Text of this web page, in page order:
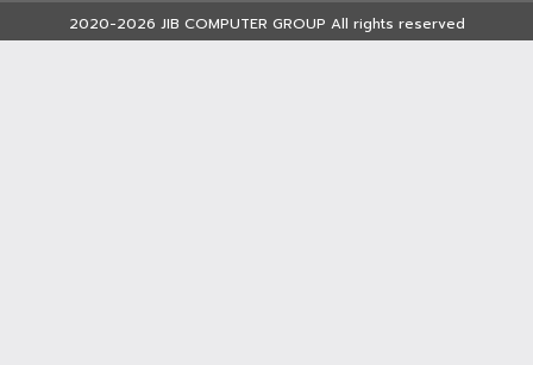
2020-2026 JIB COMPUTER GROUP All rights reserved